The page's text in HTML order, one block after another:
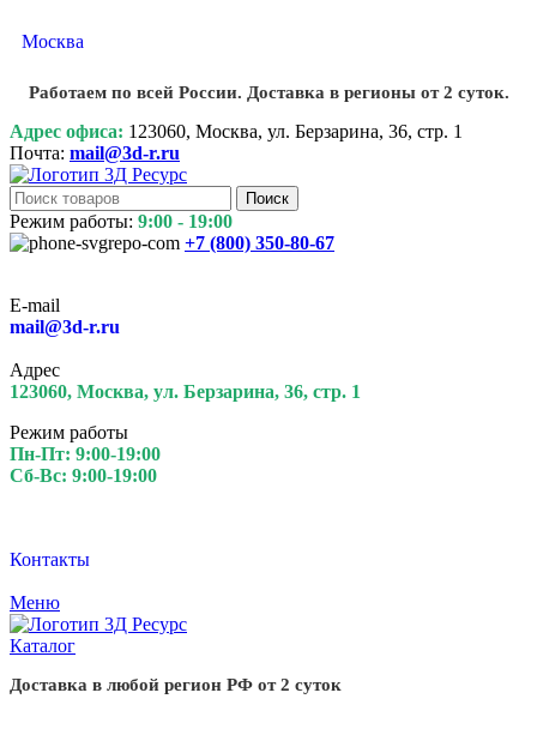
Москва
Работаем по всей России. Доставка в регионы от 2 суток.
Адрес офиса: 123060, Москва, ул. Берзарина, 36, стр. 1
Почта: mail@3d-r.ru
Поиск
Режим работы: 9:00 - 19:00
+7 (800) 350-80-67
E-mail
mail@3d-r.ru
Адрес
123060, Москва, ул. Берзарина, 36, стр. 1
Режим работы
Пн-Пт: 9:00-19:00
Сб-Вс: 9:00-19:00
Контакты
Меню
Каталог
Доставка в любой регион РФ от 2 суток